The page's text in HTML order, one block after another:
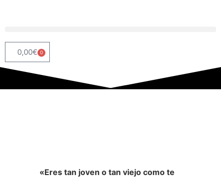
0,00€ 0
«Eres tan joven o tan viejo como te